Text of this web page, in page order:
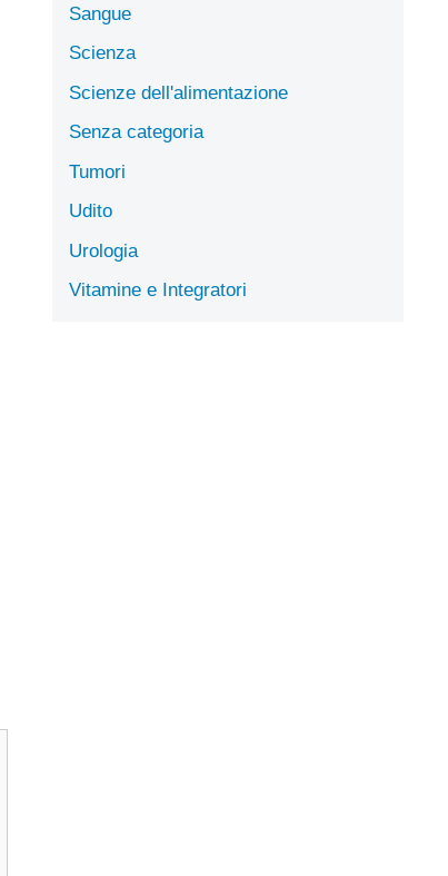
Sangue
Scienza
Scienze dell'alimentazione
Senza categoria
Tumori
Udito
Urologia
Vitamine e Integratori